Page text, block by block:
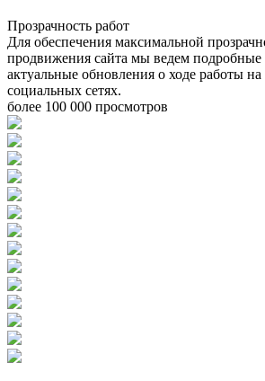
Прозрачность работ
Для обеспечения максимальной
продвижения сайта мы ведем
актуальные обновления о ходе работы
социальных сетях.
более 100 000 просмотров